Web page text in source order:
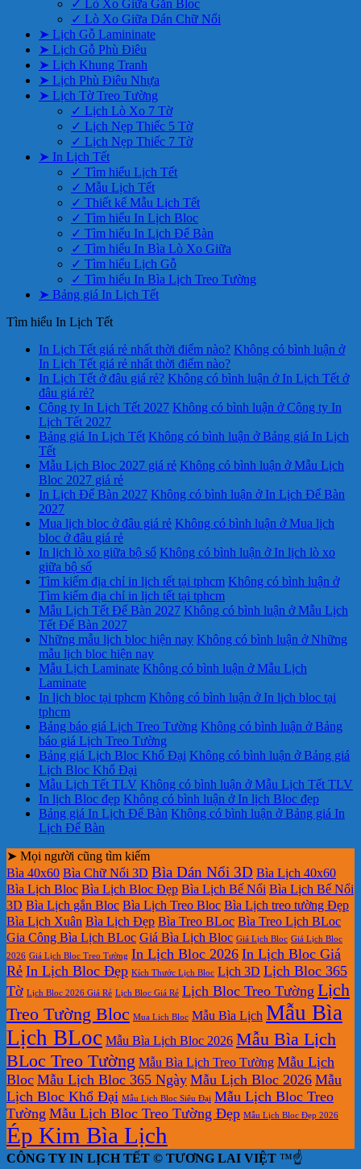
✓ Lò Xo Giữa Gắn Bloc
✓ Lò Xo Giữa Dán Chữ Nổi
➤ Lịch Gỗ Lamininate
➤ Lịch Gỗ Phù Điêu
➤ Lịch Khung Tranh
➤ Lịch Phù Điêu Nhựa
➤ Lịch Tờ Treo Tường
✓ Lịch Lò Xo 7 Tờ
✓ Lịch Nẹp Thiếc 5 Tờ
✓ Lịch Nẹp Thiếc 7 Tờ
➤ In Lịch Tết
✓ Tìm hiểu Lịch Tết
✓ Mẫu Lịch Tết
✓ Thiết kế Mẫu Lịch Tết
✓ Tìm hiểu In Lịch Bloc
✓ Tìm hiểu In Lịch Để Bàn
✓ Tìm hiểu In Bìa Lò Xo Giữa
✓ Tìm hiểu Lịch Gỗ
✓ Tìm hiểu In Bìa Lịch Treo Tường
➤ Bảng giá In Lịch Tết
Tìm hiểu In Lịch Tết
In Lịch Tết giá rẻ nhất thời điểm nào? Không có bình luận ở
In Lịch Tết giá rẻ nhất thời điểm nào?
In Lịch Tết ở đâu giá rẻ? Không có bình luận ở In Lịch Tết ở
đâu giá rẻ?
Công ty In Lịch Tết 2027 Không có bình luận ở Công ty In
Lịch Tết 2027
Bảng giá In Lịch Tết Không có bình luận ở Bảng giá In Lịch
Tết
Mẫu Lịch Bloc 2027 giá rẻ Không có bình luận ở Mẫu Lịch
Bloc 2027 giá rẻ
In Lịch Để Bàn 2027 Không có bình luận ở In Lịch Để Bàn
2027
Mua lịch bloc ở đâu giá rẻ Không có bình luận ở Mua lịch
bloc ở đâu giá rẻ
In lịch lò xo giữa bộ số Không có bình luận ở In lịch lò xo
giữa bộ số
Tìm kiếm địa chỉ in lịch tết tại tphcm Không có bình luận ở
Tìm kiếm địa chỉ in lịch tết tại tphcm
Mẫu Lịch Tết Để Bàn 2027 Không có bình luận ở Mẫu Lịch
Tết Để Bàn 2027
Những mẫu lịch bloc hiện nay Không có bình luận ở Những
mẫu lịch bloc hiện nay
Mẫu Lịch Laminate Không có bình luận ở Mẫu Lịch
Laminate
In lịch bloc tại tphcm Không có bình luận ở In lịch bloc tại
tphcm
Bảng báo giá Lịch Treo Tường Không có bình luận ở Bảng
báo giá Lịch Treo Tường
Bảng giá Lịch Bloc Khổ Đại Không có bình luận ở Bảng giá
Lịch Bloc Khổ Đại
Mẫu Lịch Tết TLV Không có bình luận ở Mẫu Lịch Tết TLV
In lịch Bloc đẹp Không có bình luận ở In lịch Bloc đẹp
Bảng giá In Lịch Để Bàn Không có bình luận ở Bảng giá In
Lịch Để Bàn
➤ Mọi người cũng tìm kiếm
Bìa 40x60 Bìa Chữ Nổi 3D Bìa Dán Nổi 3D Bìa Lịch 40x60
Bìa Lịch Bloc Bìa Lịch Bloc Đẹp Bìa Lịch Bế Nổi Bìa Lịch Bế Nổi
3D Bìa Lịch gắn Bloc Bìa Lịch Treo Bloc Bìa Lịch treo tường Đẹp
Bìa Lịch Xuân Bìa Lịch Đẹp Bìa Treo BLoc Bìa Treo Lịch BLoc
Gia Công Bìa Lịch BLoc Giá Bìa Lịch Bloc Giá Lịch Bloc Giá Lịch Bloc
2026 Giá Lịch Bloc Treo Tường In Lịch Bloc 2026 In Lịch Bloc Giá
Rẻ In Lịch Bloc Đẹp Kích Thước Lịch Bloc Lịch 3D Lịch Bloc 365
Tờ Lịch Bloc 2026 Giá Rẻ Lịch Bloc Giá Rẻ Lịch Bloc Treo Tường Lịch
Treo Tường Bloc Mua Lich Bloc Mẫu Bìa Lịch Mẫu Bìa
Lịch BLoc Mẫu Bìa Lịch Bloc 2026 Mẫu Bìa Lịch
BLoc Treo Tường Mẫu Bìa Lịch Treo Tường Mẫu Lịch
Bloc Mẫu Lịch Bloc 365 Ngày Mẫu Lịch Bloc 2026 Mẫu
Lịch Bloc Khổ Đại Mẫu Lịch Bloc Siêu Đại Mẫu Lịch Bloc Treo
Tường Mẫu Lịch Bloc Treo Tường Đẹp Mẫu Lịch Bloc Đẹp 2026
Ép Kim Bìa Lịch
CÔNG TY IN LỊCH TẾT © TƯƠNG LAI VIỆT ™☝️